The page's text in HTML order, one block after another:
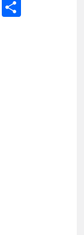
Copy